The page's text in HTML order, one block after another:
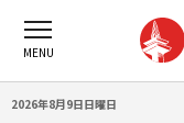
2026年8月9日日曜日